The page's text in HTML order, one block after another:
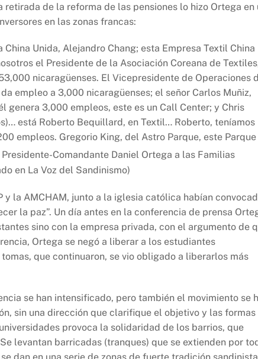
de la reforma de las pensiones lo hizo Ortega en
en las zonas francas:
Unida, Alejandro Chang; esta Empresa Textil China
el Presidente de la Asociación Coreana de
nicaragüenses. El Vicepresidente de Operaciones
empleo a 3,000 nicaragüenses; el señor Carlos Muñiz,
genera 3,000 empleos, este es un Call Center; y Chris
está Roberto Bequillard, en Textil… Roberto, teníamos
empleos. Gregorio King, del Astro Parque, este Parque
Comandante Daniel Ortega a las Familias
en La Voz del Sandinismo)
la AMCHAM, junto a la iglesia católica habían
la paz”. Un día antes en la conferencia de prensa
sino con la empresa privada, con el argumento de
Ortega se negó a liberar a los estudiantes
que continuaron, se vio obligado a liberarlos más
se han intensificado, pero también el movimiento se
sin una dirección que clarifique el objetivo y las formas
provoca la solidaridad de los barrios, que
levantan barricadas (tranques) que se extienden por